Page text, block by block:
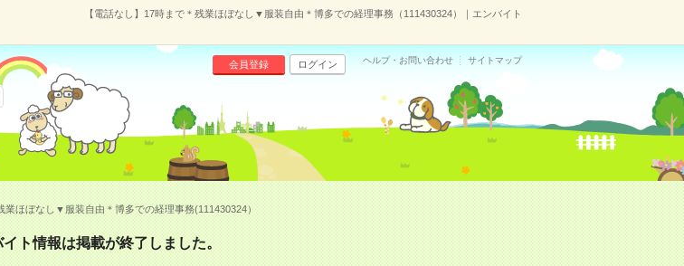
【電話なし】17時まで＊残業ほぼなし▼服装自由＊博多での経理事務（111430324）｜エンバイト
会員登録 ログイン ヘルプ・お問い合わせ サイトマップ
業ほぼなし▼服装自由＊博多での経理事務(111430324）
ト情報は掲載が終了しました。